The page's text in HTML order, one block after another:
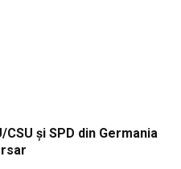
și SPD din Germania